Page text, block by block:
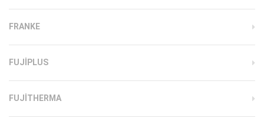
FRANKE
FUJIPLUS
FUJITHERMA